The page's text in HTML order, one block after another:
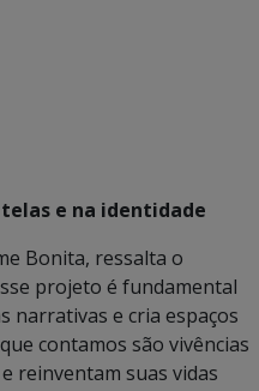
e na identidade
Bonita, ressalta o
projeto é fundamental
narrativas e cria espaços
contamos são vivências
reinventam suas vidas